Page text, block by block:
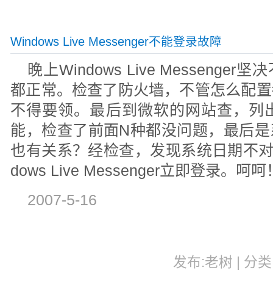
Windows Live Messenger不能登录故障
晚上Windows Live Messenger坚
都正常。检查了防火墙，不管怎么配
不得要领。最后到微软的网站查，列
能，检查了前面N种都没问题，最后
也有关系？经检查，发现系统日期不
dows Live Messenger立即登录。呵呵
2007-5-16
发布:老树 | 分